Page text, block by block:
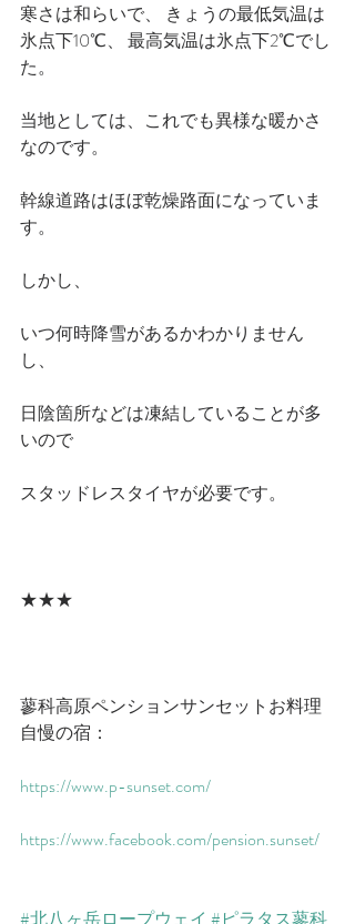
寒さは和らいで、 きょうの最低気温は
氷点下10℃、 最高気温は氷点下2℃でし
た。
当地としては、これでも異様な暖かさ
なのです。
幹線道路はほぼ乾燥路面になっていま
す。
しかし、
いつ何時降雪があるかわかりません
し、
日陰箇所などは凍結していることが多
いので
スタッドレスタイヤが必要です。
★★★
蓼科高原ペンションサンセットお料理
自慢の宿：
​https://www.p-sunset.com/​
​https://www.facebook.com/pension.sunset/​